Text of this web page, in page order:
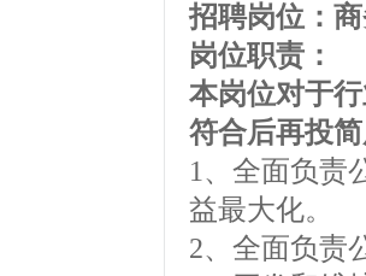
招聘岗位
岗位职责：
本岗位对于
符合后再投
1、全面负责
益最大化。
2、全面负责